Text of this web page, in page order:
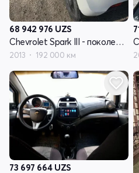
68 942 976 UZS
Chevrolet Spark III - поколение
2013 192 000 км
73 697 664 UZS